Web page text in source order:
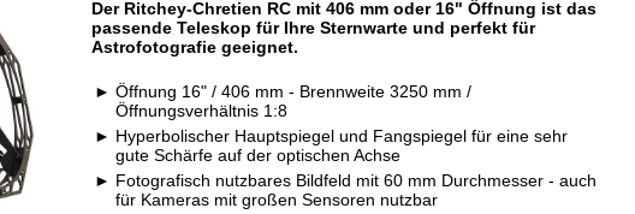
Der Ritchey-Chretien RC mit 406 mm oder 16" Öffnung ist das
passende Teleskop für Ihre Sternwarte und perfekt für
Astrofotografie geeignet.
Öffnung 16" / 406 mm - Brennweite 3250 mm /
Öffnungsverhältnis 1:8
Hyperbolischer Hauptspiegel und Fangspiegel für eine sehr
gute Schärfe auf der optischen Achse
Fotografisch nutzbares Bildfeld mit 60 mm Durchmesser - auch
für Kameras mit großen Sensoren nutzbar